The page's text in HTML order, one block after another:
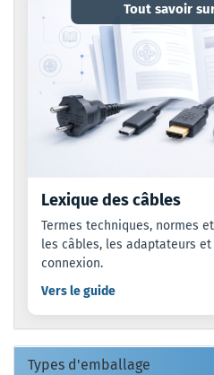
Tout savoir
Lexique des câbles
Termes techniques, normes
les câbles, les adaptateurs
connexion.
Vers le guide
Types d'emballage